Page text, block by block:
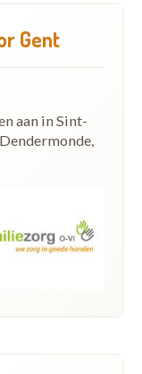
Gent
aan in Sint-